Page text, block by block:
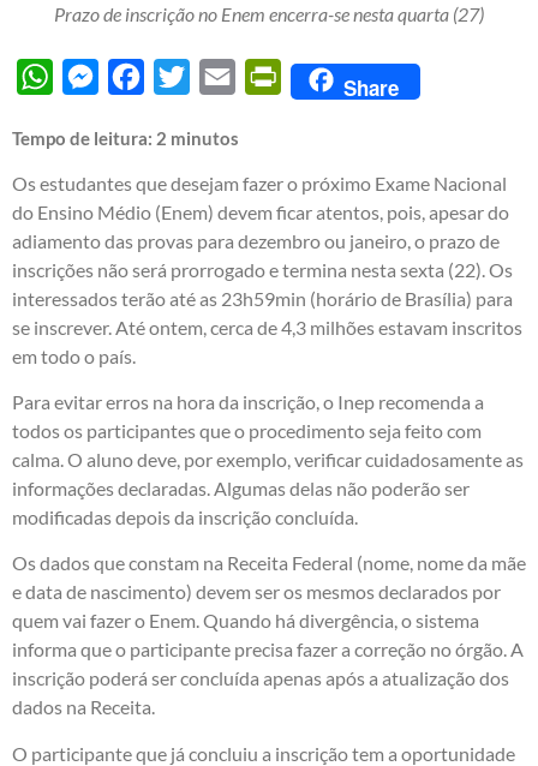
Prazo de inscrição no Enem encerra-se nesta quarta (27)
WhatsAppMessengerFacebook
Twitter Email PrintFriendly
Share
Tempo de leitura: 2 minutos
Os estudantes que desejam fazer o próximo Exame Nacional
do Ensino Médio (Enem) devem ficar atentos, pois, apesar do
adiamento das provas para dezembro ou janeiro, o prazo de
inscrições não será prorrogado e termina nesta sexta (22). Os
interessados terão até as 23h59min (horário de Brasília) para
se inscrever. Até ontem, cerca de 4,3 milhões estavam inscritos
em todo o país.
Para evitar erros na hora da inscrição, o Inep recomenda a
todos os participantes que o procedimento seja feito com
calma. O aluno deve, por exemplo, verificar cuidadosamente as
informações declaradas. Algumas delas não poderão ser
modificadas depois da inscrição concluída.
Os dados que constam na Receita Federal (nome, nome da mãe
e data de nascimento) devem ser os mesmos declarados por
quem vai fazer o Enem. Quando há divergência, o sistema
informa que o participante precisa fazer a correção no órgão. A
inscrição poderá ser concluída apenas após a atualização dos
dados na Receita.
O participante que já concluiu a inscrição tem a oportunidade